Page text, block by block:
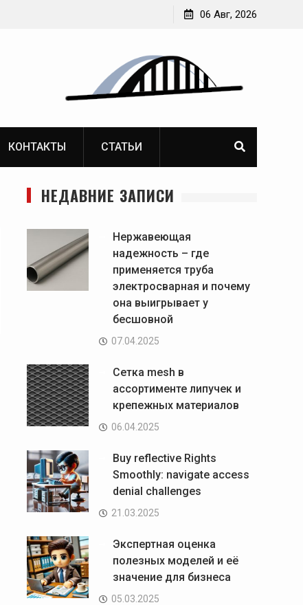
06 Авг, 2026
КОНТАКТЫ СТАТЬИ
НЕДАВНИЕ ЗАПИСИ
Нержавеющая
надежность – где
применяется труба
электросварная и почему
она выигрывает у
бесшовной
07.04.2025
Сетка mesh в
ассортименте липучек и
крепежных материалов
06.04.2025
Buy reflective Rights
Smoothly: navigate access
denial challenges
21.03.2025
Экспертная оценка
полезных моделей и её
значение для бизнеса
05.03.2025